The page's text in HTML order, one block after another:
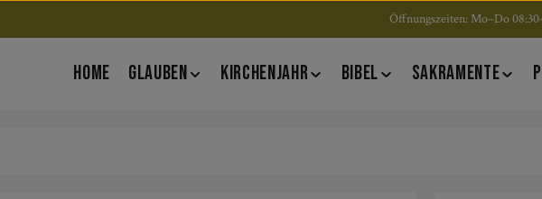
Öffnungszeiten: Mo–Do
HOME GLAUBEN KIRCHENJAHR BIBEL SAKRAMENTE